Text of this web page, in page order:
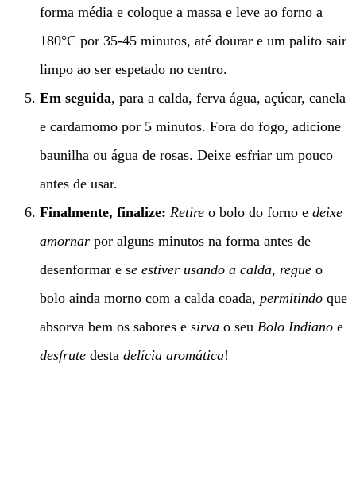
forma média e coloque a massa e leve ao forno a
180°C por 35-45 minutos, até dourar e um palito sair
limpo ao ser espetado no centro.
Em seguida, para a calda, ferva água, açúcar, canela
e cardamomo por 5 minutos. Fora do fogo, adicione
baunilha ou água de rosas. Deixe esfriar um pouco
antes de usar.
Finalmente, finalize: Retire o bolo do forno e deixe
amornar por alguns minutos na forma antes de
desenformar e se estiver usando a calda, regue o
bolo ainda morno com a calda coada, permitindo que
absorva bem os sabores e sirva o seu Bolo Indiano e
desfrute desta delícia aromática!